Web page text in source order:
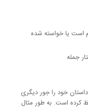
است یا خواسته شده
جمله
خود را جور دیگری
کرده است. به طور مثال